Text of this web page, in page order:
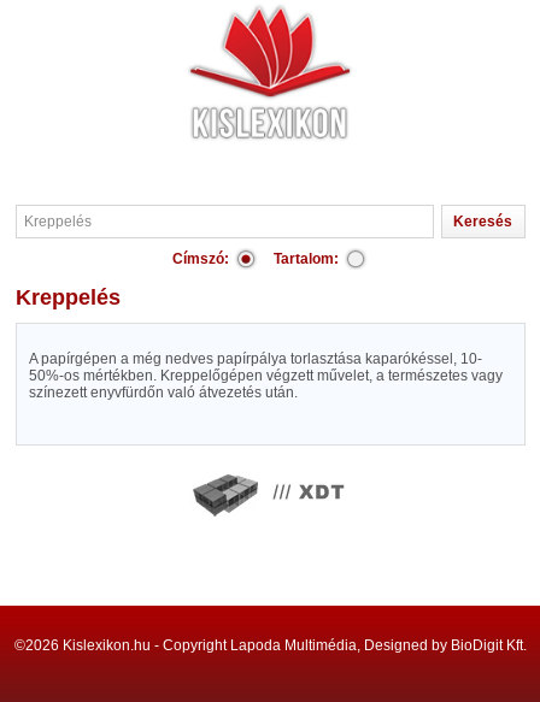
Címszó: Tartalom:
Kreppelés
A papírgépen a még nedves papírpálya torlasztása kaparókéssel, 10-
50%-os mértékben. Kreppelőgépen végzett művelet, a természetes vagy
színezett enyvfürdőn való átvezetés után.
©2026 Kislexikon.hu - Copyright Lapoda Multimédia, Designed by BioDigit Kft.